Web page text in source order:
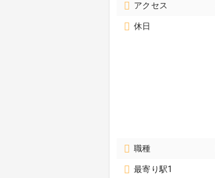
アクセス
休日
職種
最寄り駅1